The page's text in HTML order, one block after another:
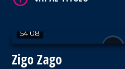
54:08
Zigo Zago